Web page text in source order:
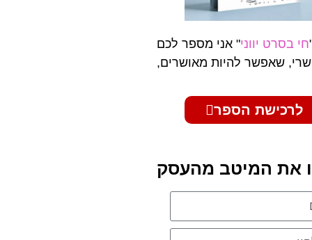
חי בסרט יווני" אני מספר לכם
שאפשר להיות מאושרים,
לרכישת הספר
את המיטב מהעסק